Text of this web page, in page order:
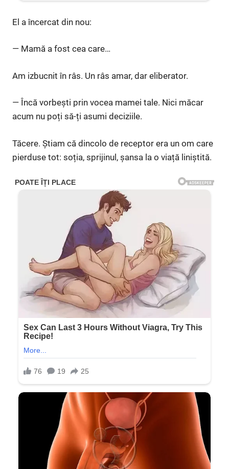
El a încercat din nou:
— Mamă a fost cea care…
Am izbucnit în râs. Un râs amar, dar eliberator.
— Încă vorbești prin vocea mamei tale. Nici măcar
acum nu poți să-ți asumi deciziile.
Tăcere. Știam că dincolo de receptor era un om care
pierduse tot: soția, sprijinul, șansa la o viață liniștită.